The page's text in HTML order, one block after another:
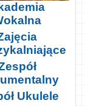
Ukulele